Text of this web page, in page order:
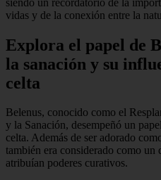
vidas y de la conexión entre la
Explora el papel de
la sanación y su
celta
Belenus, conocido como el
y la Sanación, desempeñó un
celta. Además de ser adorado
también era considerado como un
atribuían poderes curativos.